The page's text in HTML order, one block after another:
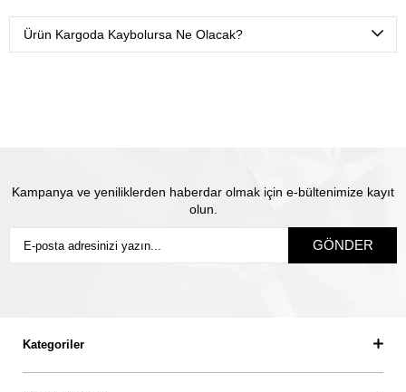
olduğunuz isme teslim olacak şekilde sigortalı olarak
gönderiyoruz.
Ürün Kargoda Kaybolursa Ne Olacak?
Kampanya ve yeniliklerden haberdar olmak için e-bültenimize kayıt
olun.
GÖNDER
Kategoriler